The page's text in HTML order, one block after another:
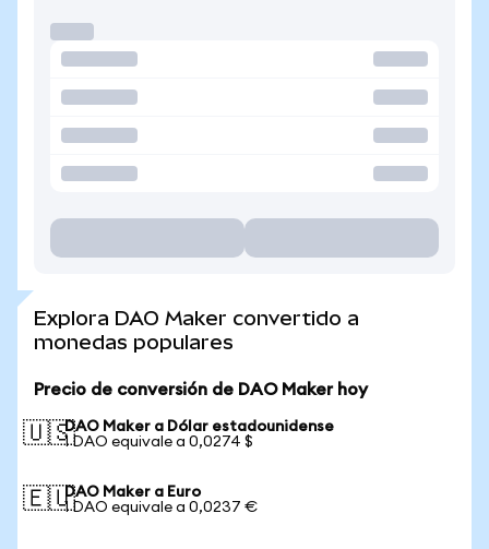
Explora DAO Maker convertido a
monedas populares
Precio de conversión de DAO Maker hoy
🇺🇸DAO Maker a Dólar estadounidense
1 DAO equivale a 0,0274 $
🇪🇺DAO Maker a Euro
1 DAO equivale a 0,0237 €